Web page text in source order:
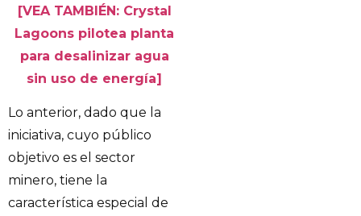
[VEA TAMBIÉN: Crystal
Lagoons pilotea planta
para desalinizar agua
sin uso de energía]
Lo anterior, dado que la
iniciativa, cuyo público
objetivo es el sector
minero, tiene la
característica especial de